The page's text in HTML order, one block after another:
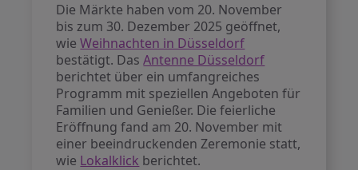
Die Märkte haben vom 20. November
bis zum 30. Dezember 2025 geöffnet,
wieWeihnachten in Düsseldorf
bestätigt. DasAntenne Düsseldorf
berichtet über ein umfangreiches
Programm mit speziellen Angeboten für
Familien und Genießer. Die feierliche
Eröffnung fand am 20. November mit
einer beeindruckenden Zeremonie statt,
wie Lokalklick berichtet.